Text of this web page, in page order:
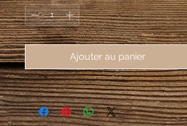
Ajouter au panier